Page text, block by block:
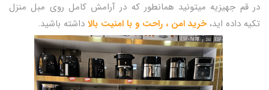
در قم جهیزیه میتونید همانطور که در آرامش کامل روی مبل منزل
تکیه داده اید،خرید امن ، راحت و با امنیت بالا داشته باشید.